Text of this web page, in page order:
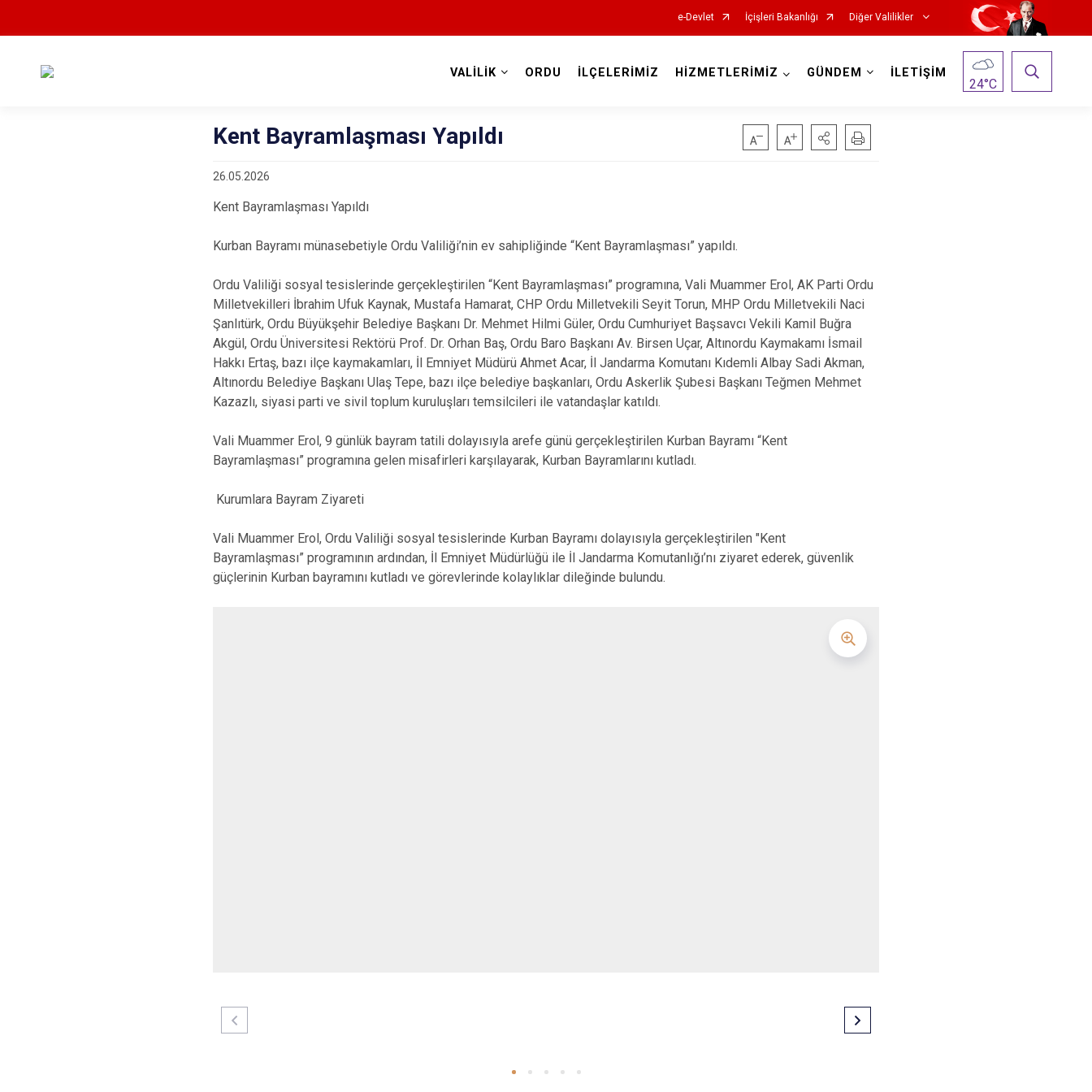
e-Devlet İçişleri Bakanlığı Diğer Valilikler
VALİLİK ORDU İLÇELERİMİZ HİZMETLERİMİZ GÜNDEM İLETİŞİM
24°C
Kent Bayramlaşması Yapıldı
26.05.2026
Kent Bayramlaşması Yapıldı
Kurban Bayramı münasebetiyle Ordu Valiliği’nin ev sahipliğinde “Kent Bayramlaşması” yapıldı.
Ordu Valiliği sosyal tesislerinde gerçekleştirilen “Kent Bayramlaşması” programına, Vali Muammer Erol, AK Parti Ordu
Milletvekilleri İbrahim Ufuk Kaynak, Mustafa Hamarat, CHP Ordu Milletvekili Seyit Torun, MHP Ordu Milletvekili Naci
Şanlıtürk, Ordu Büyükşehir Belediye Başkanı Dr. Mehmet Hilmi Güler, Ordu Cumhuriyet Başsavcı Vekili Kamil Buğra
Akgül, Ordu Üniversitesi Rektörü Prof. Dr. Orhan Baş, Ordu Baro Başkanı Av. Birsen Uçar, Altınordu Kaymakamı İsmail
Hakkı Ertaş, bazı ilçe kaymakamları, İl Emniyet Müdürü Ahmet Acar, İl Jandarma Komutanı Kıdemli Albay Sadi Akman,
Altınordu Belediye Başkanı Ulaş Tepe, bazı ilçe belediye başkanları, Ordu Askerlik Şubesi Başkanı Teğmen Mehmet
Kazazlı, siyasi parti ve sivil toplum kuruluşları temsilcileri ile vatandaşlar katıldı.
Vali Muammer Erol, 9 günlük bayram tatili dolayısıyla arefe günü gerçekleştirilen Kurban Bayramı “Kent
Bayramlaşması” programına gelen misafirleri karşılayarak, Kurban Bayramlarını kutladı.
Kurumlara Bayram Ziyareti
Vali Muammer Erol, Ordu Valiliği sosyal tesislerinde Kurban Bayramı dolayısıyla gerçekleştirilen "Kent
Bayramlaşması” programının ardından, İl Emniyet Müdürlüğü ile İl Jandarma Komutanlığı’nı ziyaret ederek, güvenlik
güçlerinin Kurban bayramını kutladı ve görevlerinde kolaylıklar dileğinde bulundu.